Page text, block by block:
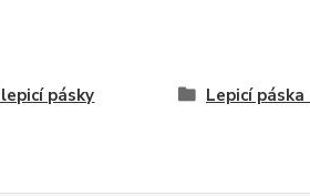
pásky Lepicí páska